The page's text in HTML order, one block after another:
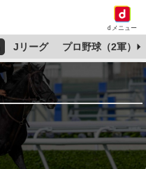
dメニュー
Jリーグ プロ野球（2軍）